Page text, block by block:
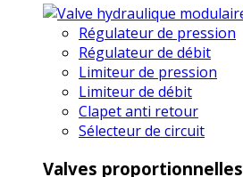
Régulateur de pression
Régulateur de débit
Limiteur de pression
Limiteur de débit
Clapet anti retour
Sélecteur de circuit
Valves proportionnelles